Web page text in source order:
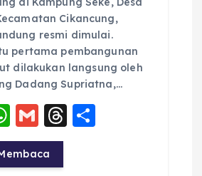
Cikancung,
resmi dimulai.
pertama pembangunan
dilakukan langsung oleh
Dadang Supriatna,…
W
h
a
G
m
ai
T